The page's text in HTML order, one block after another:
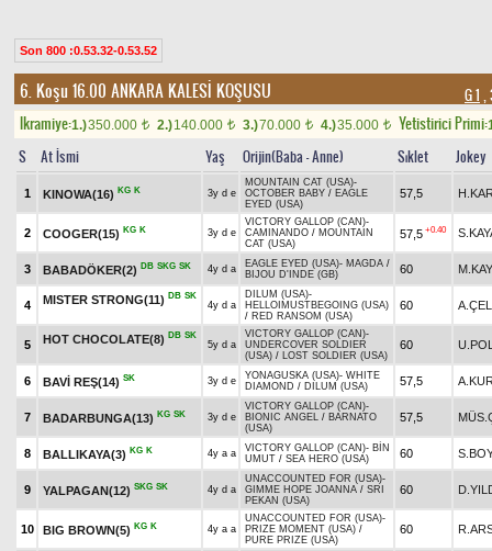
Son 800 :0.53.32-0.53.52
6. Koşu 16.00 ANKARA KALESİ KOŞUSU G 1 ,
Ikramiye:1.)350.000 t 2.)140.000 t 3.)70.000 t 4.)35.000 t Yetistirici Primi:
S At İsmi Yaş Orijin(Baba - Anne) Sıklet Jokey
1 KINOWA(16) KG K 3y d e
MOUNTAIN CAT (USA)-
OCTOBER BABY / EAGLE
EYED (USA)
57,5
2 COOGER(15) KG K 3y d e
VICTORY GALLOP (CAN)-
CAMINANDO / MOUNTAIN
CAT (USA)
57,5 +0.40
3 BABADÖKER(2) DB SKG SK 4y d a EAGLE EYED (USA)- MAGDA /
BIJOU D'INDE (GB)
60
4 MISTER STRONG(11) DB SK
4y d a
DILUM (USA)-
HELLOIMUSTBEGOING (USA)
/ RED RANSOM (USA)
60
5 HOT CHOCOLATE(8) DB SK
5y d a
VICTORY GALLOP (CAN)-
UNDERCOVER SOLDIER
(USA) / LOST SOLDIER (USA)
60
6 BAVİ REŞ(14) SK 3y d e YONAGUSKA (USA)- WHITE
DIAMOND / DILUM (USA) 57,5
7 BADARBUNGA(13) KG SK 3y d e
VICTORY GALLOP (CAN)-
BIONIC ANGEL / BARNATO
(USA)
57,5
8 BALLIKAYA(3) KG K 4y a a VICTORY GALLOP (CAN)- BİN
UMUT / SEA HERO (USA) 60
9 YALPAGAN(12) SKG SK 4y d a
UNACCOUNTED FOR (USA)-
GIMME HOPE JOANNA / SRI
PEKAN (USA)
60
10 BIG BROWN(5) KG K 4y a a
UNACCOUNTED FOR (USA)-
PRIZE MOMENT (USA) /
PURE PRIZE (USA)
60